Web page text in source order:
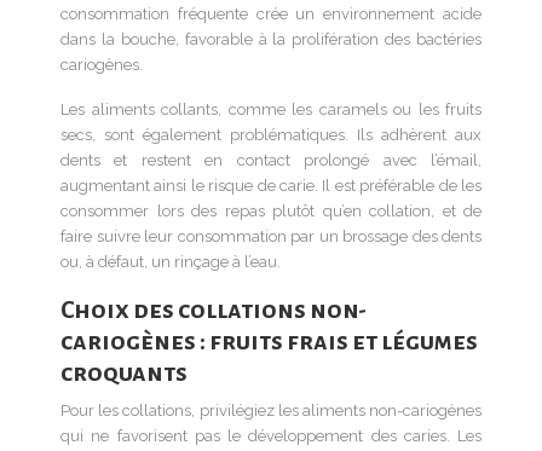
consommation fréquente crée un environnement acide
dans la bouche, favorable à la prolifération des bactéries
cariogènes.
Les aliments collants, comme les caramels ou les fruits
secs, sont également problématiques. Ils adhèrent aux
dents et restent en contact prolongé avec l’émail,
augmentant ainsi le risque de carie. Il est préférable de les
consommer lors des repas plutôt qu’en collation, et de
faire suivre leur consommation par un brossage des dents
ou, à défaut, un rinçage à l’eau.
Choix des collations non-
cariogènes : fruits frais et légumes
croquants
Pour les collations, privilégiez les aliments non-cariogènes
qui ne favorisent pas le développement des caries. Les